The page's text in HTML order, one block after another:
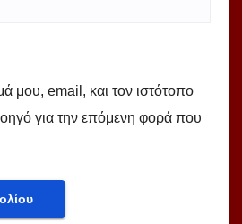
μου, email, και τον ιστότοπο
για την επόμενη φορά που